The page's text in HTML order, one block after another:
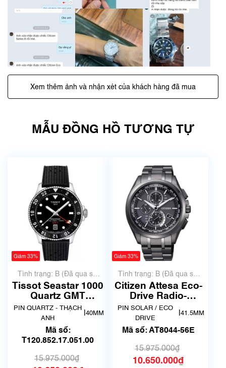
Xem thêm ảnh và nhận xét của khách hàng đã mua
MẪU ĐỒNG HỒ TƯƠNG TỰ
Giảm 33%
Tình trạng: B (Đã qua sử
dụng, hàng đẹp, có chút
xước dăm)
Tissot Seastar 1000
Quartz GMT
T120.852.17.051.00
PIN QUARTZ - THẠCH
ANH
40MM
Mã số:
T120.852.17.051.00
15.975.000₫
Giảm 33%
Tình trạng: B (Đã qua sử
dụng, hàng đẹp, có chút
xước dăm)
Citizen Attesa Eco-
Drive Radio-
Controlled AT8044-
56E
PIN SOLAR / ECO
DRIVE
41.5MM
Mã số: AT8044-56E
15.975.000₫
10.650.000₫